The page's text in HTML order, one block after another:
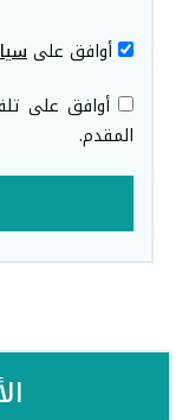
أوافق على
أوافق على
المقدم.